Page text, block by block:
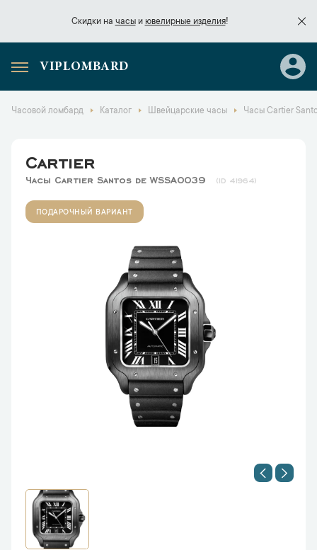
Скидки на часыи ювелирные изделия!
Скидки начасы
VIPLOMBARD
Часовой ломбард Каталог Швейцарские часы Часы Cartier
Cartier
Часы Cartier Santos de WSSA0039 41964
ПОДАРОЧНЫЙ ВАРИАНТ